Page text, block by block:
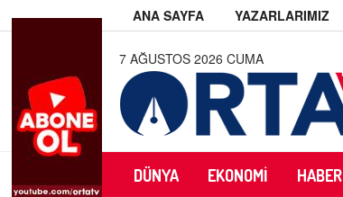
ANA SAYFA YAZARLARIMIZ
7 AĞUSTOS 2026 CUMA
DÜNYA EKONOMİ HABER